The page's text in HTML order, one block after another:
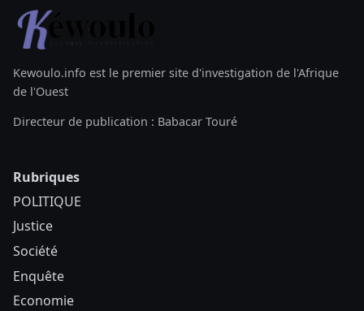
Kewoulo.info est le premier site d'investigation de l'Afrique
de l'Ouest
Directeur de publication : Babacar Touré
Rubriques
POLITIQUE
Justice
Société
Enquête
Economie